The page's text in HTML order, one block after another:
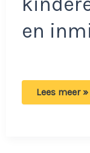
en
Bilal
Lees meer »